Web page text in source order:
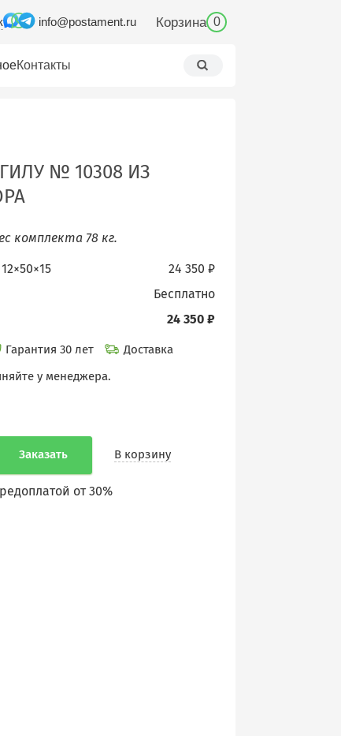
info@postament.ru Корзина 0
Контакты
№ 10308 ИЗ
комплекта 78 кг.
24 350 ₽
бесплатно
24 350 ₽
Гарантия 30 лет
Доставка
у менеджера.
Заказать В корзину
от 30%